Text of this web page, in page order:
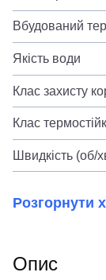
Вбудований
Якість води
Клас захисту
Клас
Швидкість (об/
Розгорнути
Опис